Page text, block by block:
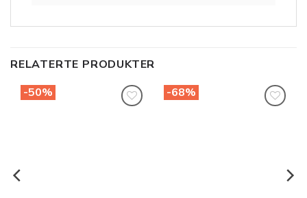
RELATERTE PRODUKTER
-50%
-68%